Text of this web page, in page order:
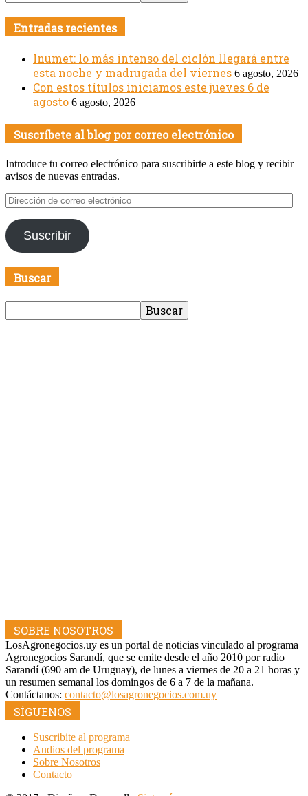
Entradas recientes
Inumet: lo más intenso del ciclón llegará entre
esta noche y madrugada del viernes 6 agosto, 2026
Con estos títulos iniciamos este jueves 6 de
agosto 6 agosto, 2026
Suscríbete al blog por correo electrónico
Introduce tu correo electrónico para suscribirte a este blog y recibir
avisos de nuevas entradas.
Dirección
de
correo
electrónico
Suscribir
Buscar
SOBRE NOSOTROS
LosAgronegocios.uy es un portal de noticias vinculado al programa
Agronegocios Sarandí, que se emite desde el año 2010 por radio
Sarandí (690 am de Uruguay), de lunes a viernes de 20 a 21 horas y
un resumen semanal los domingos de 6 a 7 de la mañana.
Contáctanos: contacto@losagronegocios.com.uy
SÍGUENOS
Suscribite al programa
Audios del programa
Sobre Nosotros
Contacto